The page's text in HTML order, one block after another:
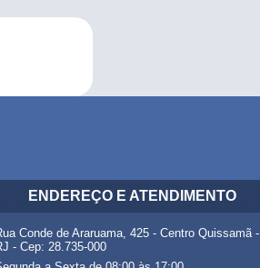
ENDEREÇO E ATENDIMENTO
Conde de Araruama, 425 - Centro Quissamã -
- Cep: 28.735-000